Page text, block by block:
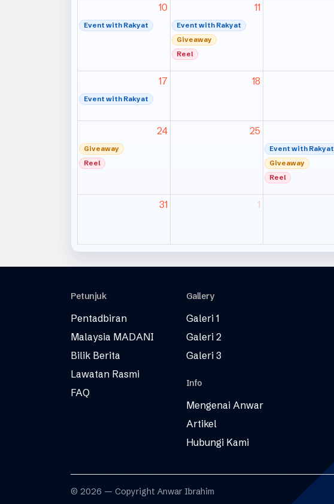
10
Event with Rakyat
11
Event with Rakyat
Giveaway
Reel
17
Event with Rakyat
18
24
Giveaway
Reel
25
Event with Rakyat
Giveaway
Reel
31 1
Petunjuk
Pentadbiran
Malaysia MADANI
Bilik Berita
Lawatan Rasmi
FAQ
Gallery
Galeri 1
Galeri 2
Galeri 3
Info
Mengenai Anwar
Artikel
Hubungi Kami
© 2026 — Copyright Anwar Ibrahim